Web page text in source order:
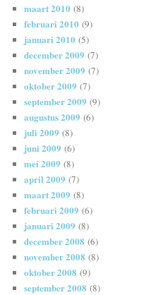
maart 2010 (8)
februari 2010 (9)
januari 2010 (5)
december 2009 (7)
november 2009 (7)
oktober 2009 (7)
september 2009 (9)
augustus 2009 (6)
juli 2009 (8)
juni 2009 (6)
mei 2009 (8)
april 2009 (7)
maart 2009 (8)
februari 2009 (6)
januari 2009 (8)
december 2008 (6)
november 2008 (8)
oktober 2008 (9)
september 2008 (8)